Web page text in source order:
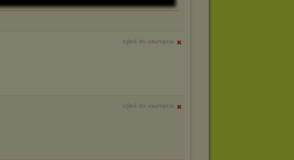
zgłoś do usunięcia
zgłoś do usunięcia